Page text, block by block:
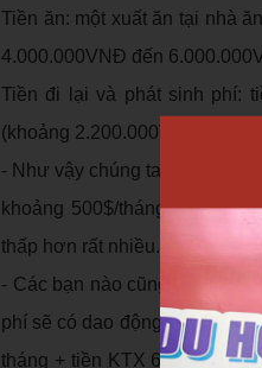
Tiền ăn: một xuất ăn tại nhà
4.000.000VNĐ đến
Tiền đi lại và phát sinh phí:
(khoảng 2.200.000VNĐ)
- Như vậy chúng ta có thể
khoảng 500$/tháng. Số tiền
thấp hơn rất nhiều.
- Các bạn nào cũng lưu ý: chi
phí sẽ có dao động nhưng
tháng + tiền KTX 6 tháng +